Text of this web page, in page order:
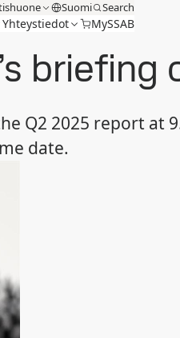
Suomi Search
Yhteystiedot MySSAB
Q2 2025 report at
date.